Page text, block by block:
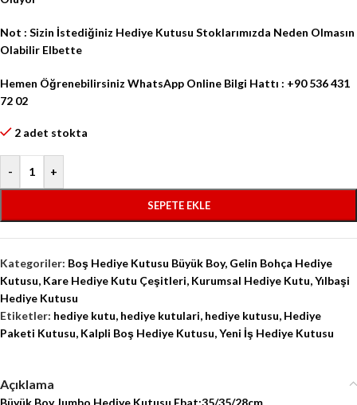
Not : Sizin İstediğiniz Hediye Kutusu Stoklarımızda Neden Olmasın
Olabilir Elbette
Hemen Öğrenebilirsiniz WhatsApp Online Bilgi Hattı : +90 536 431
72 02
2 adet stokta
- +
SEPETE EKLE
Kategoriler: Boş Hediye Kutusu Büyük Boy, Gelin Bohça Hediye
Kutusu, Kare Hediye Kutu Çeşitleri, Kurumsal Hediye Kutu,Yılbaşi
Hediye Kutusu
Etiketler: hediye kutu, hediye kutulari, hediye kutusu, Hediye
Paketi Kutusu, Kalpli Boş Hediye Kutusu,Yeni İş Hediye Kutusu
Açıklama
Büyük Boy Jumbo Hediye Kutusu Ebat:35/35/28cm